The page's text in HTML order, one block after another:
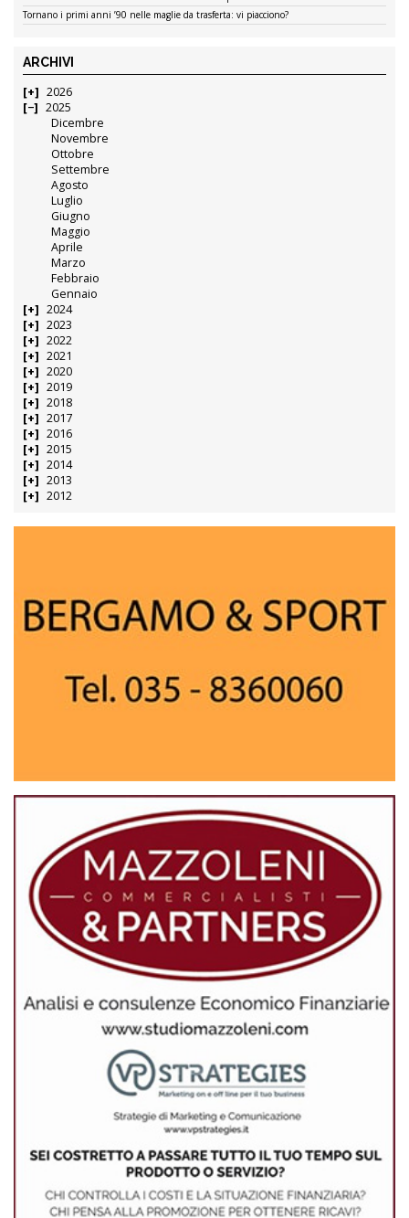
Tornano i primi anni ’90 nelle maglie da trasferta: vi piacciono?
ARCHIVI
2026
2025
Dicembre
Novembre
Ottobre
Settembre
Agosto
Luglio
Giugno
Maggio
Aprile
Marzo
Febbraio
Gennaio
2024
2023
2022
2021
2020
2019
2018
2017
2016
2015
2014
2013
2012